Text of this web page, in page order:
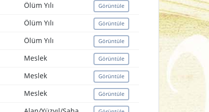
Ölüm Yılı Görüntüle
Ölüm Yılı Görüntüle
Ölüm Yılı Görüntüle
Meslek Görüntüle
Meslek Görüntüle
Meslek Görüntüle